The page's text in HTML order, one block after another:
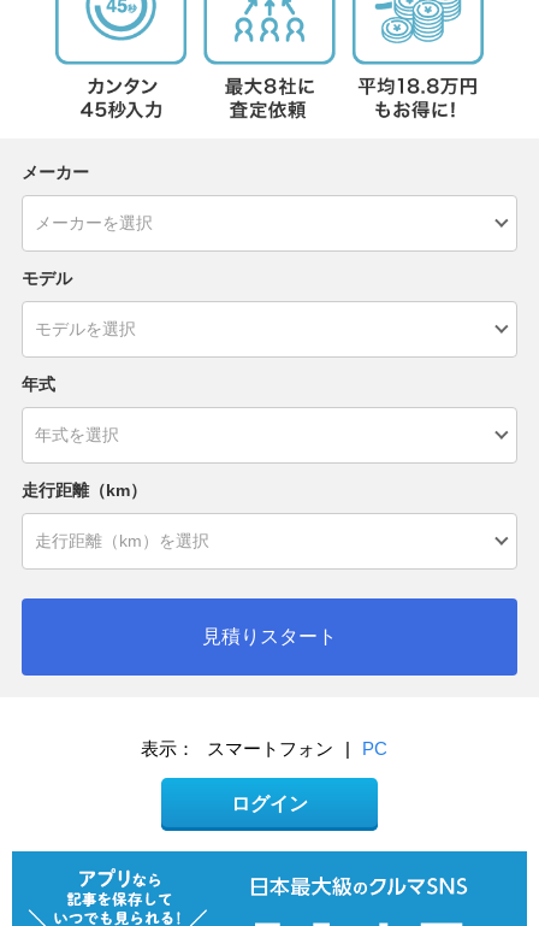
メーカー
モデル
年式
走行距離（km）
見積りスタート
表示： スマートフォン | PC
ログイン